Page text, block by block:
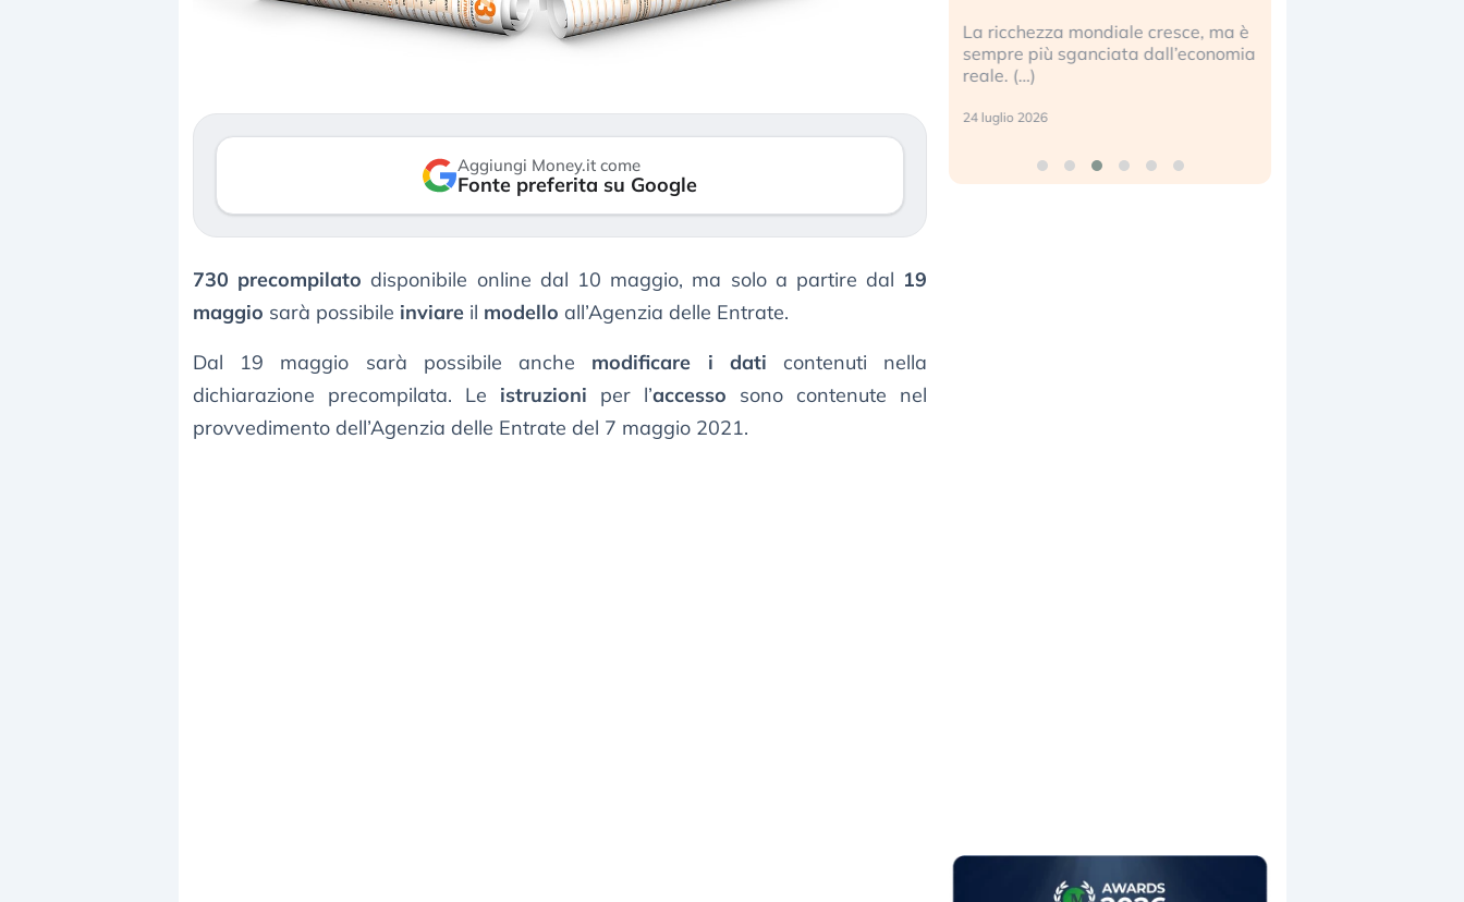
Aggiungi Money.it come
Fonte preferita su Google
730 precompilato disponibile online dal 10 maggio, ma solo a partire dal 19
maggio sarà possibile inviare il modello all’Agenzia delle Entrate.
Dal 19 maggio sarà possibile anche modificare i dati contenuti nella
dichiarazione precompilata. Le istruzioni per l’accesso sono contenute nel
provvedimento dell’Agenzia delle Entrate del 7 maggio 2021.
Gli investitori stanno finalmente
3 agosto 2026
Il crollo della bolla AI travolge il
La ricchezza mondiale cresce, ma è
sempre più sganciata dall’economia
reale. (…)
24 luglio 2026